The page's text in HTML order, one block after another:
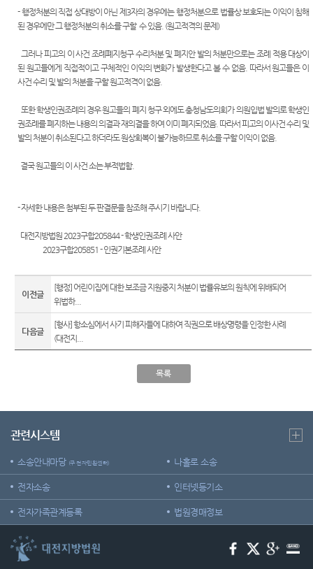
등기과/
소
청사안
내
시는길
생활속
의 계약
재판기
록열람
복사예
- 행정처분의 직접 상대방이 아닌 제3자의 경우에는 행정처분으로 법률상 보호되는 이익이 침해
된 경우에만 그 행정처분의 취소를 구할 수 있음. (원고적격의 문제)
그러나 피고의 이 사건 조례폐지청구 수리처분 및 폐지안 발의 처분만으로는 조례 적용 대상이
된 원고들에게 직접적이고 구체적인 이익의 변화가 발생한다고 볼 수 없음. 따라서 원고들은 이
사건 수리 및 발의 처분을 구할 원고적격이 없음.
또한 학생인권조례의 경우 원고들의 폐지 청구 외에도 충청남도의회가 의원입법 발의로 학생인
권조례를 폐지하는 내용의 의결과 재의결을 하여 이미 폐지되었음. 따라서 피고의 이사건 수리 및
발의 처분이 취소된다고 하더라도 원상회복이 불가능하므로 취소를 구할 이익이 없음.
결국 원고들의 이 사건 소는 부적법함.
- 자세한 내용은 첨부된 두 판결문을 참조해 주시기 바랍니다.
대전지방법원 2023구합205844 - 학생인권조례 사안
2023구합205851 - 인권기본조례 사안
이전글
[행정] 어린이집에 대한 보조금 지원중지 처분이 법률유보의 원칙에 위배되어
위법하...
다음글
[형사] 항소심에서 사기 피해자들에 대하여 직권으로 배상명령을 인정한 사례
(대전지...
목록
관련시스템
소송안내마당 (구 전자민원센터) 나홀로 소송
전자소송 인터넷등기소
전자가족관계등록 법원경매정보